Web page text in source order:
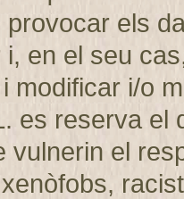
els
en el seu
i modificar i/o
es reserva el
vulnerin el